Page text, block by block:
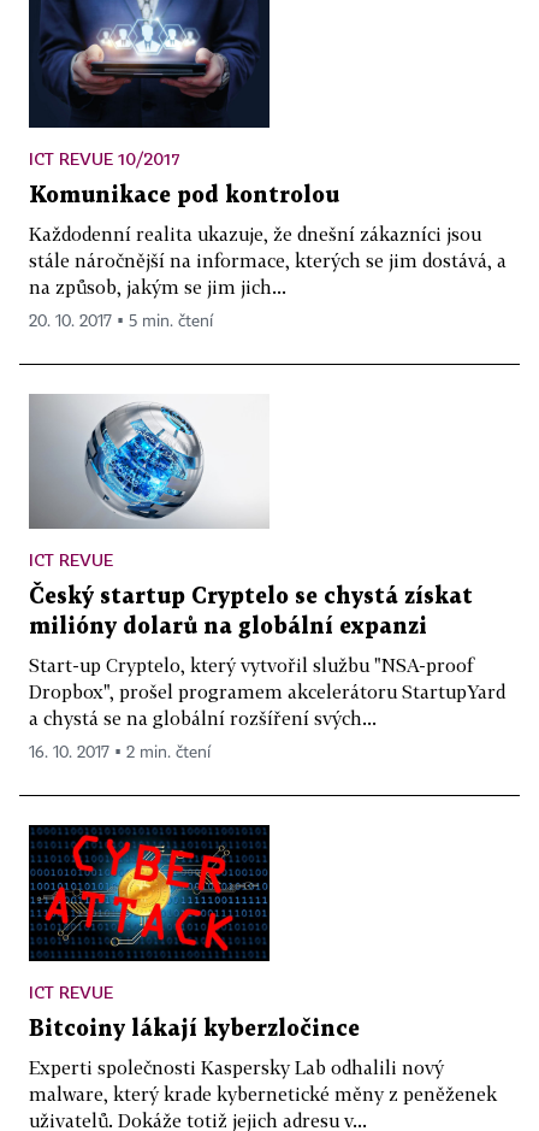
ICT REVUE 10/2017
Komunikace pod kontrolou
Každodenní realita ukazuje, že dnešní zákazníci jsou
stále náročnější na informace, kterých se jim dostává, a
na způsob, jakým se jim jich...
20. 10. 2017 ▪ 5 min. čtení
ICT REVUE
Český startup Cryptelo se chystá získat
milióny dolarů na globální expanzi
Start-up Cryptelo, který vytvořil službu "NSA-proof
Dropbox", prošel programem akcelerátoru StartupYard
a chystá se na globální rozšíření svých...
16. 10. 2017 ▪ 2 min. čtení
ICT REVUE
Bitcoiny lákají kyberzločince
Experti společnosti Kaspersky Lab odhalili nový
malware, který krade kybernetické měny z peněženek
uživatelů. Dokáže totiž jejich adresu v...